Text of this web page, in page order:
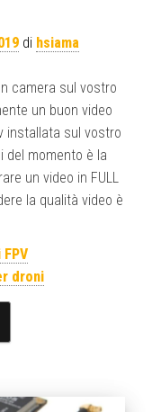
di hsiama
camera sul vostro
un buon video
installata sul vostro
del momento è la
un video in FULL
la qualità video è
droni